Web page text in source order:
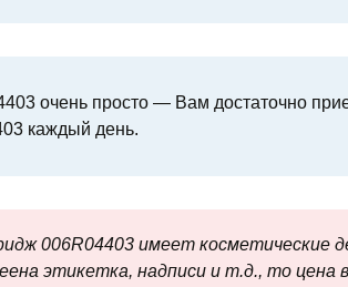
очень просто — Вам достаточно
каждый день.
006R04403 имеет косметические
этикетка, надписи и т.д., то цена